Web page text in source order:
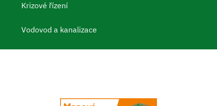
Krizové řízení
Vodovod a kanalizace